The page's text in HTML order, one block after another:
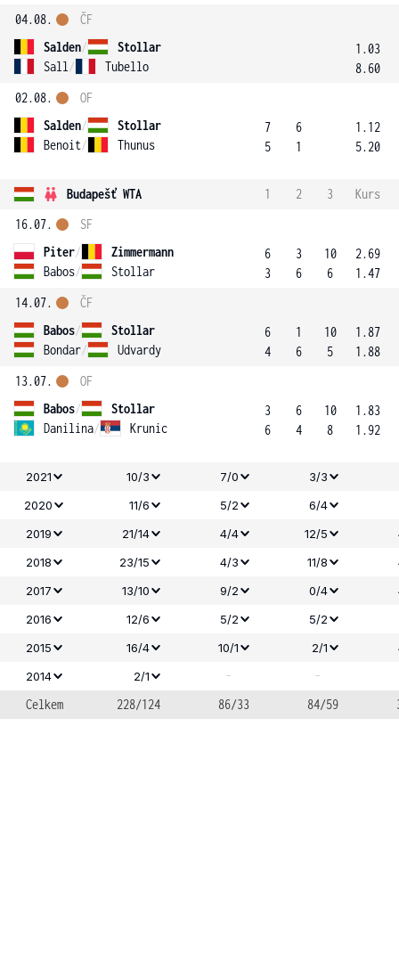
04.08.
Salden/
Stollar
Sall / Tubello
ČF
1.03
8.60
02.08.
Salden/
Stollar
Benoit/ Thunus
OF
7
5
6
1
1.12
5.20
Budapešť WTA 1 2 3
Kurs
16.07.
Piter/
Zimmermann
Babos/ Stollar
SF
6
3
3
6
10
6
2.69
1.47
14.07.
Babos/
Stollar
Bondar/ Udvardy
ČF
6
4
1
6
10
5
1.87
1.88
13.07.
Babos/
Stollar
Danilina/ Krunic
OF
3
6
6
4
10
8
1.83
1.92
2021 10/3 7/0
3/3
2020
11/6 5/2
6/4
2019
21/14 4/4 12/5
2018
23/15 4/3 11/8
2017
13/10 9/2 0/4
2016
12/6 5/2 5/2
2015
16/4 10/1 2/1
2014
2/1 -
-
Celkem
228/124 86/33 84/59